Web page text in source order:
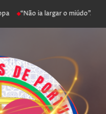
“Não ia largar o miúdo”.